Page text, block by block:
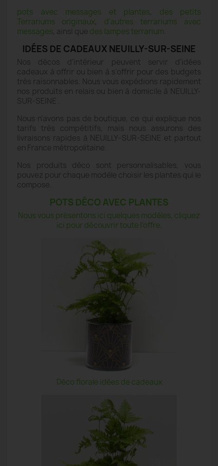
pots avec messages et plantes, des petits
Terrariums originaux, d'autres terrariums avec
messages, ainsi que des lampes terrarium
IDÉES DE CADEAUX NEUILLY-SUR-SEINE
Nos décos d'intérieur peuvent servir d'idées
cadeaux à offrir ou bien à s'offrir pour des budgets
très raisonnables. Nous vous expédions rapidement
nos produits en relais ou bien à domicile à NEUILLY-
SUR-SEINE .
Nous n'avons pas de boutique, ce qui explique nos
tarifs très compétitifs, mais nous assurons des
livraisons rapides à NEUILLY-SUR-SEINE et partout
en France métropolitaine.
Nos produits déco sont personnalisables, vous
pouvez pour chaque modèle choisir les plantes qui le
compose.
POTS DÉCO AVEC PLANTES
Nous vous présentons ici quelques modèles, cliquez
ici pour découvrir toute l'offre.
Déco florale idées de cadeaux